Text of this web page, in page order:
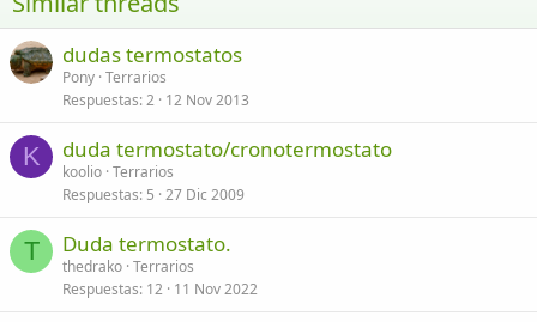
26
Trebuchet MS
Verdana
dudas termostatos
Pony Terrarios
Respuestas 2 12 Nov 2013
K duda termostato/cronotermostato
koolio Terrarios
Respuestas 5 27 Dic 2009
T Duda termostato.
thedrako Terrarios
Respuestas 12 11 Nov 2022